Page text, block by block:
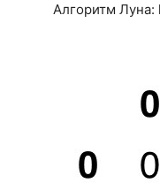
Алгоритм Луна: